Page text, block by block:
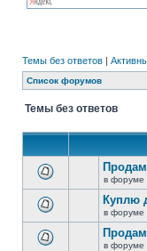
Темы без ответов |
Список форумов
Темы без ответов
новых
непрочитанных
сообщений.
в форуме
Куплю
в форуме
в форуме